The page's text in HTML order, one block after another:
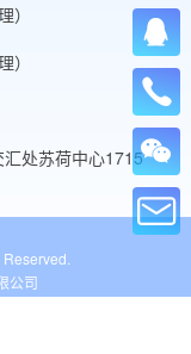
处苏荷中心1715
公司